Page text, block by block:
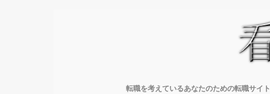
転職を考えているあなたのための転職サイ